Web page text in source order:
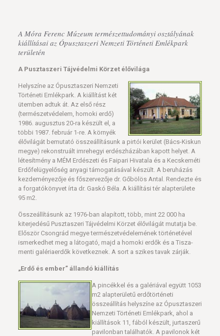
A Móra Ferenc Múzeum természettudományi osztályának
kiállításai az Ópusztaszeri Nemzeti Történeti Emlékpark
területén
A Pusztaszeri Tájvédelmi Körzet élővilága
Helyszíne az Ópusztaszeri Nemzeti
Történeti Emlékpark. A kiállítást két
ütemben adtuk át. Az első rész
(természetvédelem, homoki erdő)
1986. augusztus 20-ra készült el, a
többi 1987. február 1-re. A környék
élővilágát bemutató összeállításunk a pirtói kerület (Bács-Kiskun
megye) rekonstruált imrehegyi erdészházában kapott helyet. A
létesítmény a MÉM Erdészeti és Faipari Hivatala és a Kecskeméti
Erdőfelügyelőség anyagi támogatásával készült. A beruházás
kezdeményezője és főszervezője dr. Gőbölös Antal. Rendezte és
a forgatókönyvet írta dr. Gaskó Béla. A kiállítási tér alapterülete
95 m2.
Összeállításunk az 1976-ban alapított, több, mint 22 000 ha
kiterjedésű Pusztaszeri Tájvédelmi Körzet élővilágát mutatja be.
Először Csongrád megye természetvédelemének történetével
ismerkedhet meg a látogató, majd a homoki erdők és a Tisza-
menti galériaerdők következnek. A sort a szikes tavak zárják.
„Erdő és ember” állandó kiállítás
A pincékkel és a galériával együtt 1053
m2 alapterületű erdőtörténeti
összeállítás helyszíne az Ópusztaszeri
Nemzeti Történeti Emlékpark, ahol a
kiállítások 11, fából készült, jurtaszerű
pavilonban találhatók. A pavilonok két